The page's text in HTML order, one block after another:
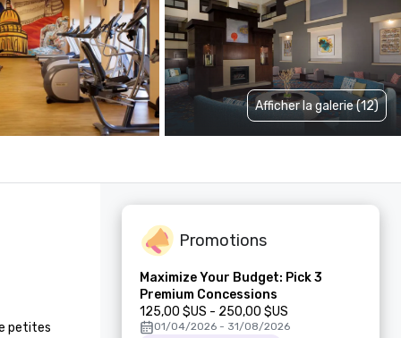
Afficher la galerie (12)
petites
Promotions
Maximize Your Budget: Pick 3
Premium Concessions
125,00 $US - 250,00 $US
01/04/2026 - 31/08/2026